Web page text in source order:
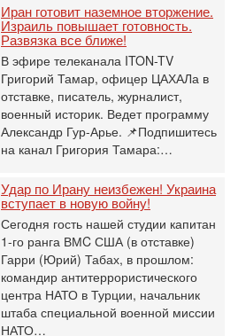
Иран готовит наземное вторжение.
Израиль повышает готовность.
Развязка все ближе!
В эфире телеканала ITON-TV
Григорий Тамар, офицер ЦАХАЛа в
отставке, писатель, журналист,
военный историк. Ведет программу
Александр Гур-Арье. 📌Подпишитесь
на канал Григория Тамара:…
Удар по Ирану неизбежен! Украина
вступает в новую войну!
Сегодня гость нашей студии капитан
1-го ранга ВМC США (в отставке)
Гарри (Юрий) Табах, в прошлом:
командир антитеррористического
центра НАТО в Турции, начальник
штаба специальной военной миссии
НАТО…